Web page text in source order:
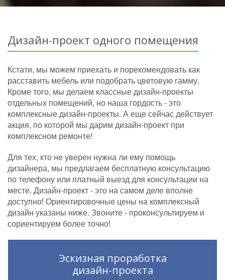
Дизайн-проект одного помещения
Кстати, мы можем приехать и порекомендовать как
расставить мебель или подобрать цветовую гамму.
Кроме того, мы делаем классные дизайн-проекты
отдельных помещений, но наша гордость - это
комплексные дизайн-проекты. А еще сейчас действует
акция, по которой мы дарим дизайн-проект при
комплексном ремонте!
Для тех, кто не уверен нужна ли ему помощь
дизайнера, мы предлагаем бесплатную консультацию
по телефону или платный выезд для консультации на
месте. Дизайн-проект - это на самом деле вполне
доступно! Ориентировочные цены на комплексный
дизайн указаны ниже. Звоните - проконсультируем и
сориентируем более точно!
Эскизная проработка
дизайн-проекта